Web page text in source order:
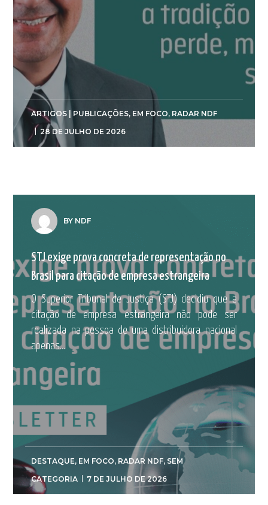
ARTIGOS | PUBLICAÇÕES, EM FOCO, RADAR NDF
28 DE JULHO DE 2026
BY NDF
STJ exige prova concreta de representação no
Brasil para citação de empresa estrangeira
O Superior Tribunal de Justiça (STJ) decidiu que a
citação de empresa estrangeira não pode ser
realizada na pessoa de uma distribuidora nacional
apenas...
DESTAQUE, EM FOCO, RADAR NDF, SEM
CATEGORIA
7 DE JULHO DE 2026